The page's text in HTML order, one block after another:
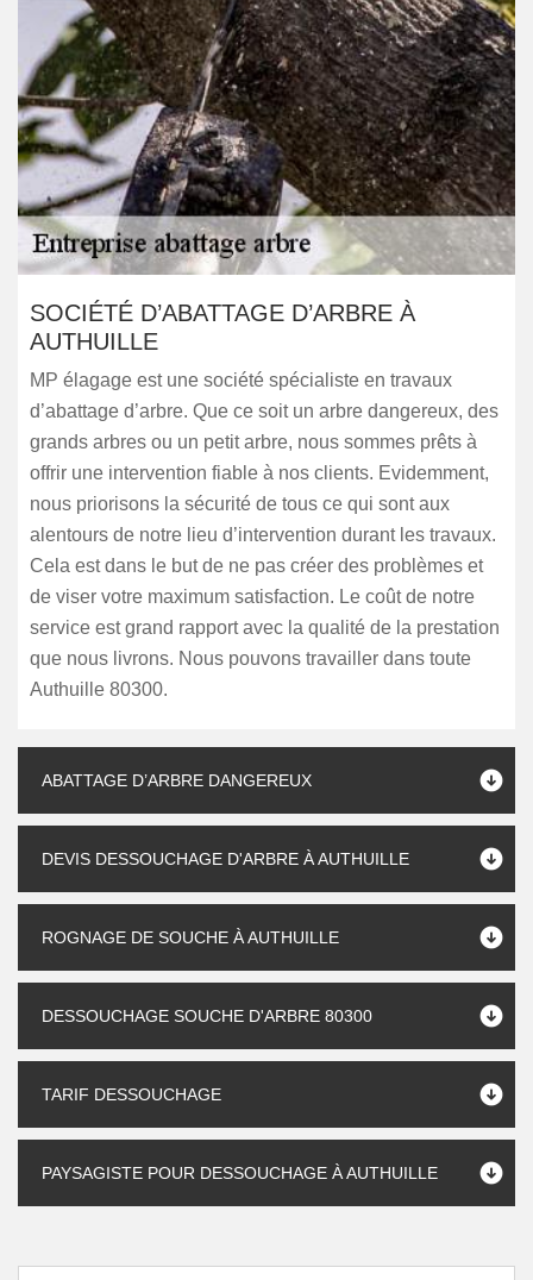
SOCIÉTÉ D’ABATTAGE D’ARBRE À
AUTHUILLE
MP élagage est une société spécialiste en travaux
d’abattage d’arbre. Que ce soit un arbre dangereux, des
grands arbres ou un petit arbre, nous sommes prêts à
offrir une intervention fiable à nos clients. Evidemment,
nous priorisons la sécurité de tous ce qui sont aux
alentours de notre lieu d’intervention durant les travaux.
Cela est dans le but de ne pas créer des problèmes et
de viser votre maximum satisfaction. Le coût de notre
service est grand rapport avec la qualité de la prestation
que nous livrons. Nous pouvons travailler dans toute
Authuille 80300.
ABATTAGE D’ARBRE DANGEREUX
DEVIS DESSOUCHAGE D'ARBRE À AUTHUILLE
ROGNAGE DE SOUCHE À AUTHUILLE
DESSOUCHAGE SOUCHE D'ARBRE 80300
TARIF DESSOUCHAGE
PAYSAGISTE POUR DESSOUCHAGE À AUTHUILLE